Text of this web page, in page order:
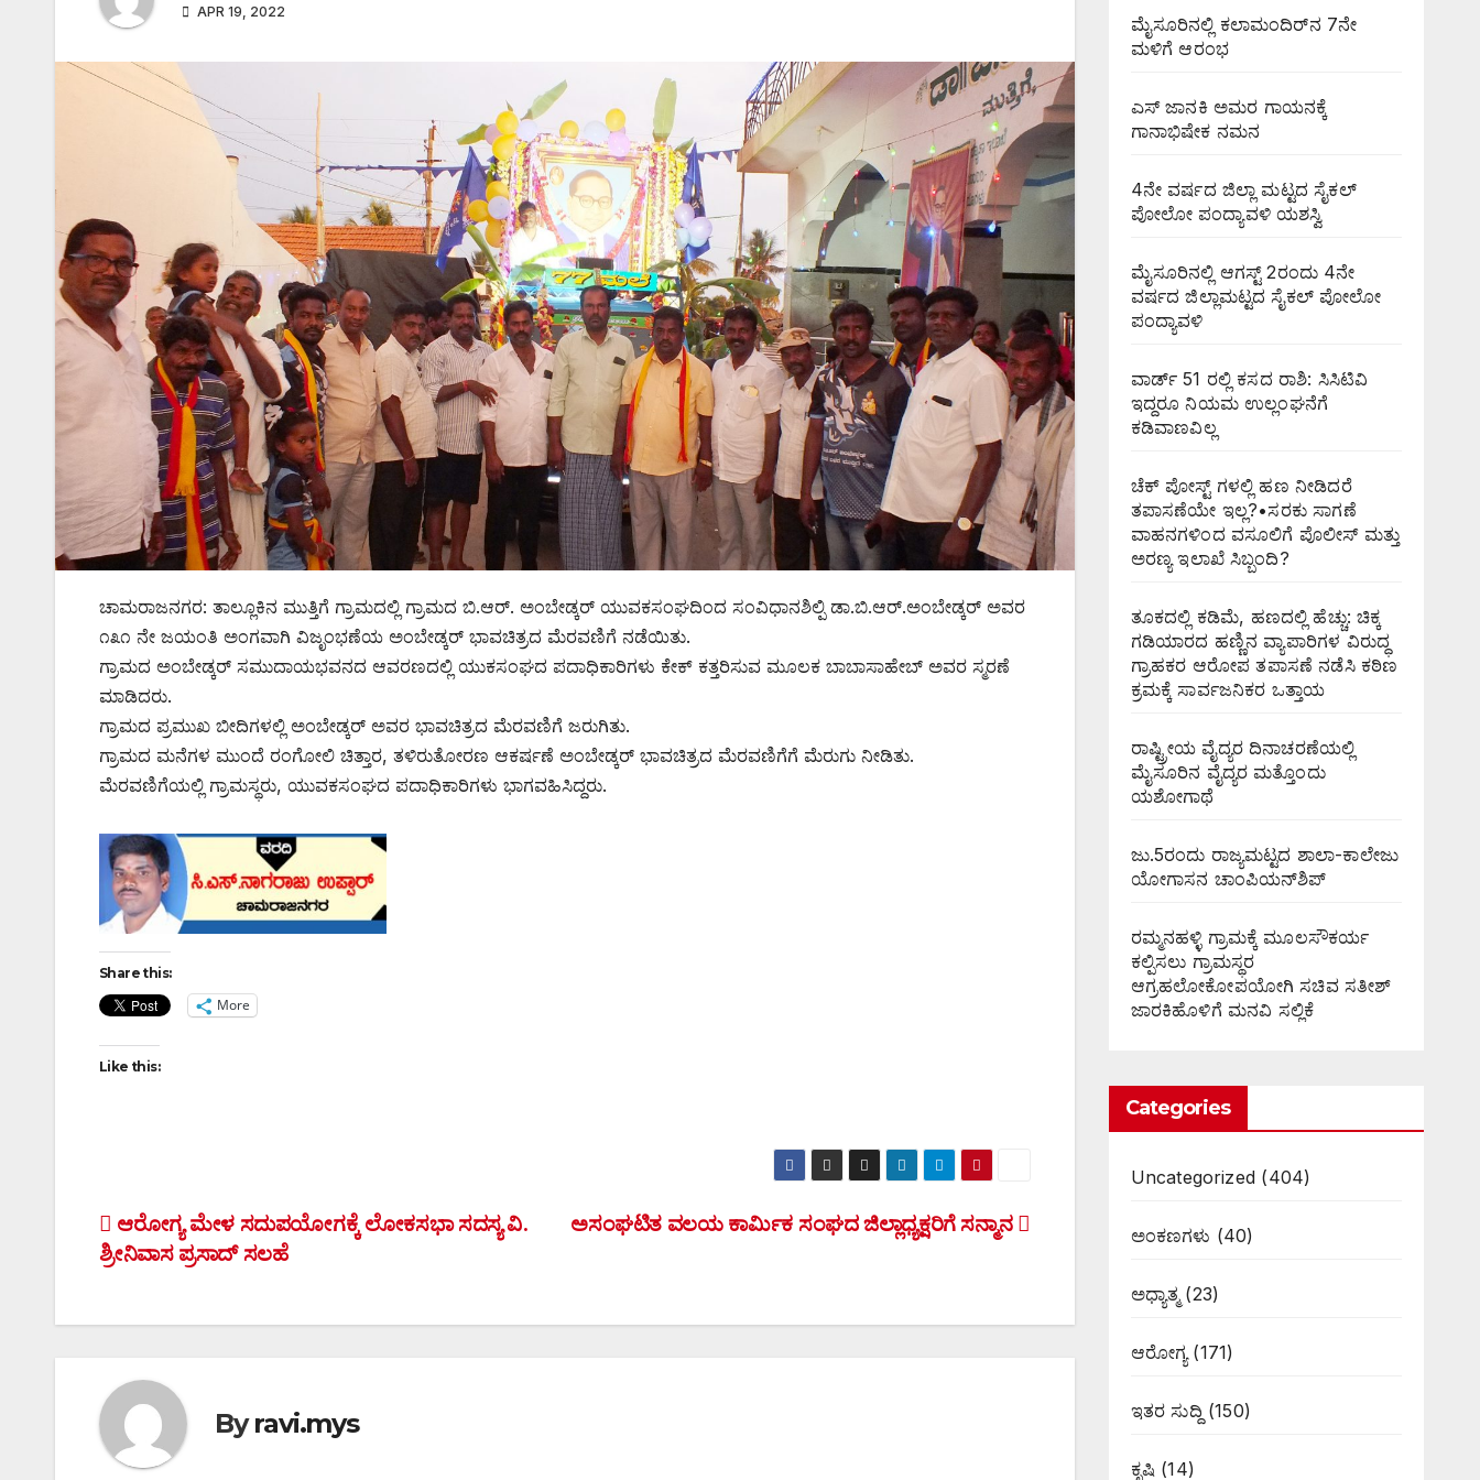
APR 19, 2022
ಚಾಮರಾಜನಗರ: ತಾಲ್ಲೂಕಿನ ಮುತ್ತಿಗೆ ಗ್ರಾಮದಲ್ಲಿ ಗ್ರಾಮದ ಬಿ.ಆರ್. ಅಂಬೇಡ್ಕರ್ ಯುವಕಸಂಘದಿಂದ ಸಂವಿಧಾನಶಿಲ್ಪಿ ಡಾ.ಬಿ.ಆರ್.ಅಂಬೇಡ್ಕರ್ ಅವರ
೧೩೧ ನೇ ಜಯಂತಿ ಅಂಗವಾಗಿ ವಿಜೃಂಭಣೆಯ ಅಂಬೇಡ್ಕರ್ ಭಾವಚಿತ್ರದ ಮೆರವಣಿಗೆ ನಡೆಯಿತು.
ಗ್ರಾಮದ ಅಂಬೇಡ್ಕರ್ ಸಮುದಾಯಭವನದ ಆವರಣದಲ್ಲಿ ಯುಕಸಂಘದ ಪದಾಧಿಕಾರಿಗಳು ಕೇಕ್ ಕತ್ತರಿಸುವ ಮೂಲಕ ಬಾಬಾಸಾಹೇಬ್ ಅವರ ಸ್ಮರಣೆ
ಮಾಡಿದರು.
ಗ್ರಾಮದ ಪ್ರಮುಖ ಬೀದಿಗಳಲ್ಲಿ ಅಂಬೇಡ್ಕರ್ ಅವರ ಭಾವಚಿತ್ರದ ಮೆರವಣಿಗೆ ಜರುಗಿತು.
ಗ್ರಾಮದ ಮನೆಗಳ ಮುಂದೆ ರಂಗೋಲಿ ಚಿತ್ತಾರ, ತಳಿರುತೋರಣ ಆಕರ್ಷಣೆ ಅಂಬೇಡ್ಕರ್ ಭಾವಚಿತ್ರದ ಮೆರವಣಿಗೆಗೆ ಮೆರುಗು ನೀಡಿತು.
ಮೆರವಣಿಗೆಯಲ್ಲಿ ಗ್ರಾಮಸ್ಥರು, ಯುವಕಸಂಘದ ಪದಾಧಿಕಾರಿಗಳು ಭಾಗವಹಿಸಿದ್ದರು.
Share this:
More
Like this:
Post
navigation
ಅಸಂಘಟಿತ ವಲಯ ಕಾರ್ಮಿಕ ಸಂಘದ ಜಿಲ್ಲಾಧ್ಯಕ್ಷರಿಗೆ ಸನ್ಮಾನ
ಆರೋಗ್ಯ ಮೇಳ ಸದುಪಯೋಗಕ್ಕೆ ಲೋಕಸಭಾ ಸದಸ್ಯ ವಿ.
ಶ್ರೀನಿವಾಸ ಪ್ರಸಾದ್ ಸಲಹೆ
Byravi.mys
ಮೈಸೂರಿನಲ್ಲಿ ಕಲಾಮಂದಿರ್‌ನ 7ನೇ
ಮಳಿಗೆ ಆರಂಭ
ಎಸ್ ಜಾನಕಿ ಅಮರ ಗಾಯನಕ್ಕೆ
ಗಾನಾಭಿಷೇಕ ನಮನ
4ನೇ ವರ್ಷದ ಜಿಲ್ಲಾ ಮಟ್ಟದ ಸೈಕಲ್
ಪೋಲೋ ಪಂದ್ಯಾವಳಿ ಯಶಸ್ವಿ
ಮೈಸೂರಿನಲ್ಲಿ ಆಗಸ್ಟ್‌ 2ರಂದು 4ನೇ
ವರ್ಷದ ಜಿಲ್ಲಾಮಟ್ಟದ ಸೈಕಲ್ ಪೋಲೋ
ಪಂದ್ಯಾವಳಿ
ವಾರ್ಡ್ 51 ರಲ್ಲಿ ಕಸದ ರಾಶಿ: ಸಿಸಿಟಿವಿ
ಇದ್ದರೂ ನಿಯಮ ಉಲ್ಲಂಘನೆಗೆ
ಕಡಿವಾಣವಿಲ್ಲ
ಚೆಕ್ ಪೋಸ್ಟ್ ಗಳಲ್ಲಿ ಹಣ ನೀಡಿದರೆ
ತಪಾಸಣೆಯೇ ಇಲ್ಲ?•ಸರಕು ಸಾಗಣೆ
ವಾಹನಗಳಿಂದ ವಸೂಲಿಗೆ ಪೊಲೀಸ್ ಮತ್ತು
ಅರಣ್ಯ ಇಲಾಖೆ ಸಿಬ್ಬಂದಿ?
ತೂಕದಲ್ಲಿ ಕಡಿಮೆ, ಹಣದಲ್ಲಿ ಹೆಚ್ಚು: ಚಿಕ್ಕ
ಗಡಿಯಾರದ ಹಣ್ಣಿನ ವ್ಯಾಪಾರಿಗಳ ವಿರುದ್ಧ
ಗ್ರಾಹಕರ ಆರೋಪ ತಪಾಸಣೆ ನಡೆಸಿ ಕಠಿಣ
ಕ್ರಮಕ್ಕೆ ಸಾರ್ವಜನಿಕರ ಒತ್ತಾಯ
ರಾಷ್ಟ್ರೀಯ ವೈದ್ಯರ ದಿನಾಚರಣೆಯಲ್ಲಿ
ಮೈಸೂರಿನ ವೈದ್ಯರ ಮತ್ತೊಂದು
ಯಶೋಗಾಥೆ
ಜು.5ರಂದು ರಾಜ್ಯಮಟ್ಟದ ಶಾಲಾ-ಕಾಲೇಜು
ಯೋಗಾಸನ ಚಾಂಪಿಯನ್‌ಶಿಪ್
ರಮ್ಮನಹಳ್ಳಿ ಗ್ರಾಮಕ್ಕೆ ಮೂಲಸೌಕರ್ಯ
ಕಲ್ಪಿಸಲು ಗ್ರಾಮಸ್ಥರ
ಆಗ್ರಹಲೋಕೋಪಯೋಗಿ ಸಚಿವ ಸತೀಶ್
ಜಾರಕಿಹೊಳಿಗೆ ಮನವಿ ಸಲ್ಲಿಕೆ
Categories
Uncategorized (404)
ಅಂಕಣಗಳು (40)
ಅಧ್ಯಾತ್ಮ(23)
ಆರೋಗ್ಯ(171)
ಇತರ ಸುದ್ದಿ (150)
ಕೃಷಿ (14)